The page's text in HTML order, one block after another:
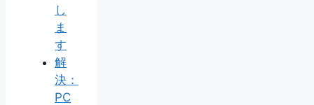
し
ま
す
解
決：
PC